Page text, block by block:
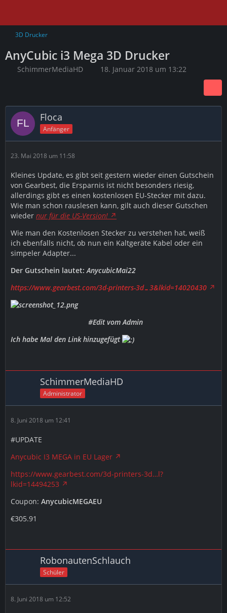
3D Drucker
AnyCubic i3 Mega 3D Drucker
SchimmerMediaHD 18. Januar 2018 um 13:22
Floca
Anfänger
23. Mai 2018 um 11:58
Kleines Update, es gibt seit gestern wieder einen Gutschein
von Gearbest, die Ersparnis ist nicht besonders riesig,
allerdings gibt es einen kostenlosen EU-Stecker mit dazu.
Wie man schon rauslesen kann, gilt auch dieser Gutschen
wieder nur für die US-Version!
Wie man den Kostenlosen Stecker zu verstehen hat, weiß
ich ebenfalls nicht, ob nun ein Kaltgeräte Kabel oder ein
simpeler Adapter...
Der Gutschein lautet:AnycubicMai22
https://www.gearbest.com/3d-printers-3d…3&lkid=14020430
#Edit vom Admin
Ich habe Mal den Link hinzugefügt
SchimmerMediaHD
Administrator
8. Juni 2018 um 12:41
#UPDATE
Anycubic I3 MEGA in EU Lager
https://www.gearbest.com/3d-printers-3d…l?
lkid=14494253
Coupon: AnycubicMEGAEU
€305.91
RobonautenSchlauch
Schüler
8. Juni 2018 um 12:52